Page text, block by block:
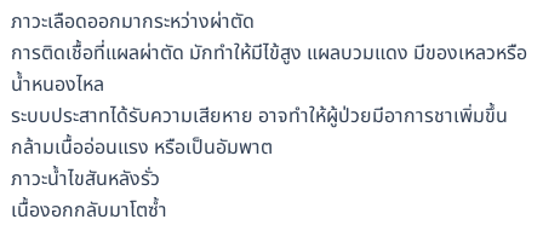
ภาวะเลือดออกมากระหว่างผ่าตัด
การติดเชื้อที่แผลผ่าตัด มักทำให้มีไข้สูง แผลบวมแดง มีของเหลวหรือ
น้ำหนองไหล
ระบบประสาทได้รับความเสียหาย อาจทำให้ผู้ป่วยมีอาการชาเพิ่มขึ้น
กล้ามเนื้ออ่อนแรง หรือเป็นอัมพาต
ภาวะน้ำไขสันหลังรั่ว
เนื้องอกกลับมาโตซ้ำ